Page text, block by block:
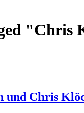
"Chris
und Chris